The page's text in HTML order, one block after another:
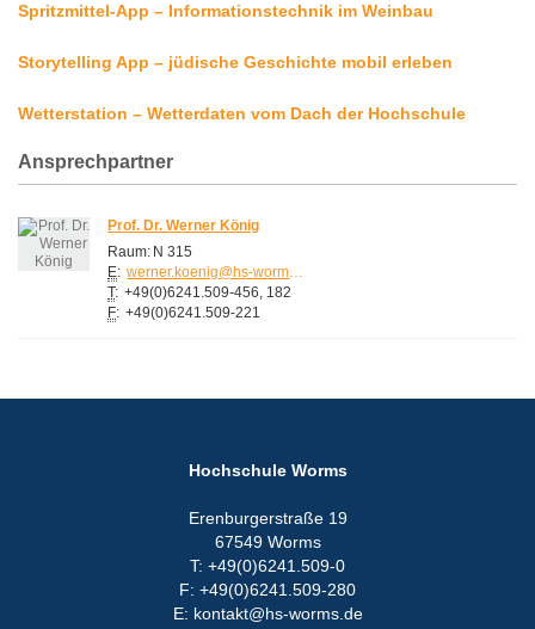
Spritzmittel-App – Informationstechnik im Weinbau
Storytelling App – jüdische Geschichte mobil erleben
Wetterstation – Wetterdaten vom Dach der Hochschule
Ansprechpartner
Prof. Dr. Werner König
Raum: N 315
E:
werner.koenig@hs-worms.de
T: +49(0)6241.509-456, 182
F: +49(0)6241.509-221
Hochschule Worms
Erenburgerstraße 19
67549 Worms
T: +49(0)6241.509-0
F: +49(0)6241.509-280
E: kontakt@hs-worms.de